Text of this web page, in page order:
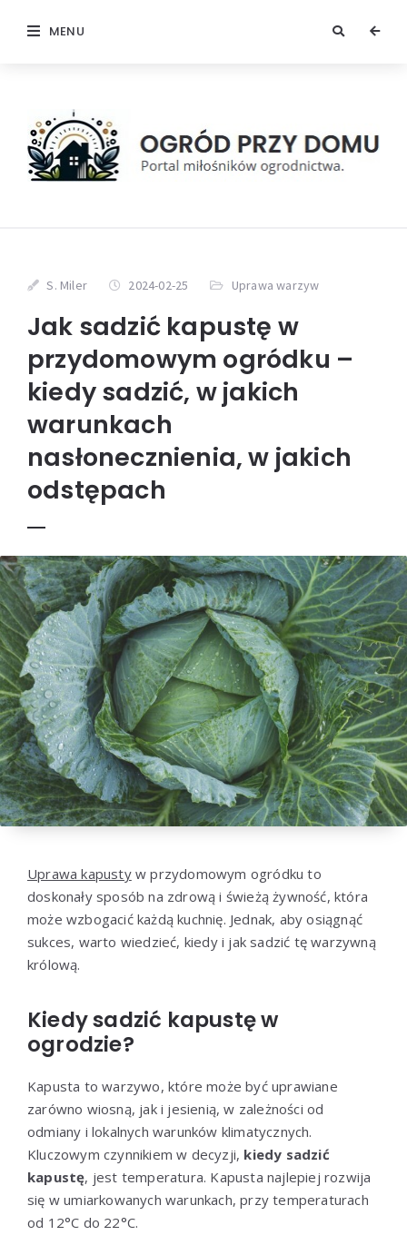
MENU
S. Miler 2024-02-25 Uprawa warzyw
Jak sadzić kapustę w
przydomowym ogródku –
kiedy sadzić, w jakich
warunkach
nasłonecznienia, w jakich
odstępach
Uprawa kapustyw przydomowym ogródku to
doskonały sposób na zdrową i świeżą żywność, która
może wzbogacić każdą kuchnię. Jednak, aby osiągnąć
sukces, warto wiedzieć, kiedy i jak sadzić tę warzywną
królową.
Kiedy sadzić kapustę w
ogrodzie?
Kapusta to warzywo, które może być uprawiane
zarówno wiosną, jak i jesienią, w zależności od
odmiany i lokalnych warunków klimatycznych.
Kluczowym czynnikiem w decyzji, kiedy sadzić
kapustę, jest temperatura. Kapusta najlepiej rozwija
się w umiarkowanych warunkach, przy temperaturach
od 12°C do 22°C.